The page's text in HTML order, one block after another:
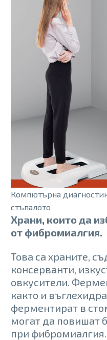
Компютърна
стъпалото
Храни, които да
от фибромиалгия.
Това са храните,
консерванти,
овкусители.
както и
ферментират в
могат да повишат
при фибромиалгия.